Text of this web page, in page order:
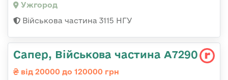
Ужгород
Військова частина 3115 НГУ
Сапер, Військова частина А7290
від 20000 до 120000 грн